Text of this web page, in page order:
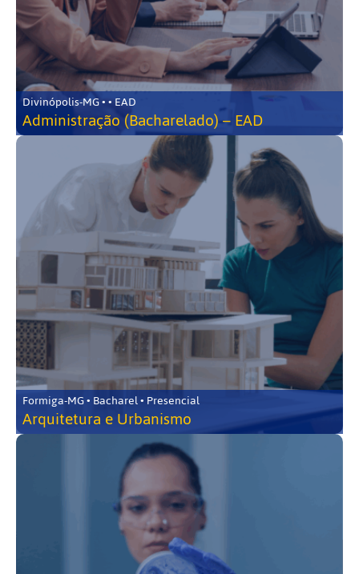
Divinópolis-MG • • EAD
Administração (Bacharelado) – EAD
Formiga-MG • Bacharel • Presencial
Arquitetura e Urbanismo